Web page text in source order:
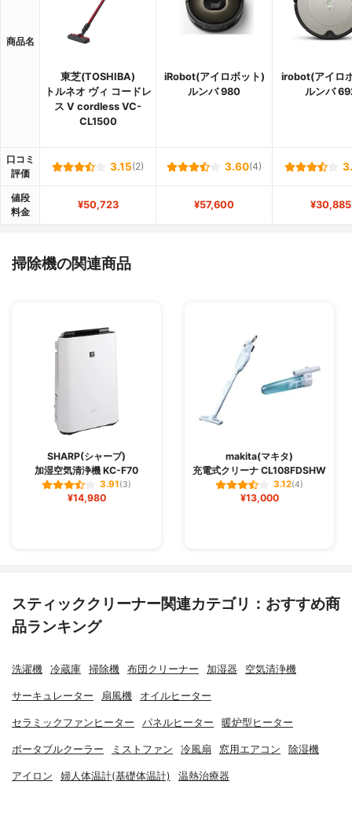
商品名
東芝(TOSHIBA)
トルネオ ヴィ コードレ
ス V cordless VC-
CL1500
iRobot(アイロボット)
ルンバ 980
irobot(アイロ
ルンバ
口コミ
評価
3.15(2) 3.60(4)
値段
料金
¥50,723 ¥57,600 ¥30,885
掃除機の関連商品
SHARP(シャープ)
加湿空気清浄機 KC-F70
3.91(3)
¥14,980
makita(マキタ)
充電式クリーナ CL108FDSHW
3.12(4)
¥13,000
スティッククリーナー関連カテゴリ：おすすめ商
品ランキング
洗濯機 冷蔵庫 掃除機 布団クリーナー 加湿器 空気清浄機
サーキュレーター 扇風機 オイルヒーター
セラミックファンヒーター パネルヒーター 暖炉型ヒーター
ポータブルクーラー ミストファン 冷風扇 窓用エアコン 除湿機
アイロン 婦人体温計(基礎体温計) 温熱治療器